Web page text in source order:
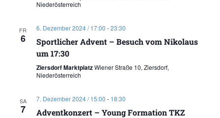
Niederösterreich
FR
6
6. Dezember 2024 / 17:00 -23:30
Sportlicher Advent – Besuch vom Nikolaus
um 17:30
Ziersdorf MarktplatzWiener Straße 10, Ziersdorf,
Niederösterreich
SA
7
7. Dezember 2024 / 15:00 - 18:30
Adventkonzert – Young Formation TKZ